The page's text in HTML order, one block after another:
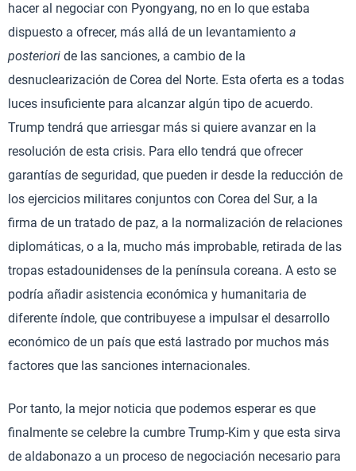
hacer al negociar con Pyongyang, no en lo que estaba
dispuesto a ofrecer, más allá de un levantamiento a
posteriori de las sanciones, a cambio de la
desnuclearización de Corea del Norte. Esta oferta es a todas
luces insuficiente para alcanzar algún tipo de acuerdo.
Trump tendrá que arriesgar más si quiere avanzar en la
resolución de esta crisis. Para ello tendrá que ofrecer
garantías de seguridad, que pueden ir desde la reducción de
los ejercicios militares conjuntos con Corea del Sur, a la
firma de un tratado de paz, a la normalización de relaciones
diplomáticas, o a la, mucho más improbable, retirada de las
tropas estadounidenses de la península coreana. A esto se
podría añadir asistencia económica y humanitaria de
diferente índole, que contribuyese a impulsar el desarrollo
económico de un país que está lastrado por muchos más
factores que las sanciones internacionales.
Por tanto, la mejor noticia que podemos esperar es que
finalmente se celebre la cumbre Trump-Kim y que esta sirva
de aldabonazo a un proceso de negociación necesario para